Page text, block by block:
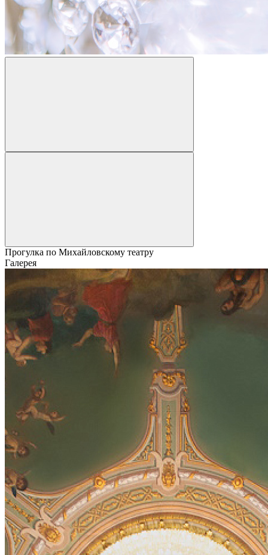
Прогулка по Михайловскому театру
Галерея